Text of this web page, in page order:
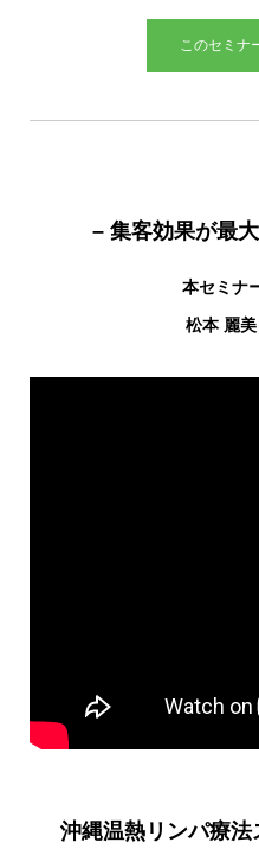
このセミナ
– 集客効果が最
本セミナ
松本 麗
沖縄温熱リンパ療